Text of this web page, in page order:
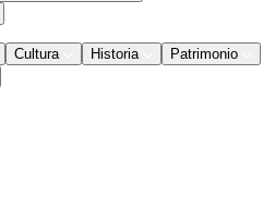
Cultura Historia
Patrimonio